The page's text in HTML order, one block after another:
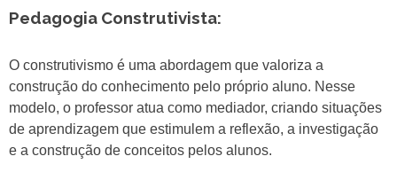
Pedagogia Construtivista:
O construtivismo é uma abordagem que valoriza a
construção do conhecimento pelo próprio aluno. Nesse
modelo, o professor atua como mediador, criando situações
de aprendizagem que estimulem a reflexão, a investigação
e a construção de conceitos pelos alunos.